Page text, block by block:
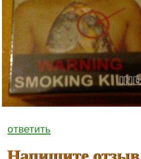
ответить